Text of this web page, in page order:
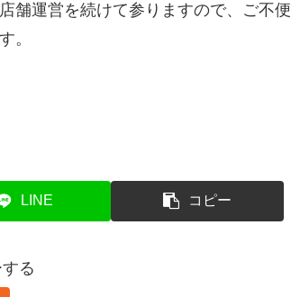
舗運営を続けて参りますので、ご不便
。
LINE コピー
る